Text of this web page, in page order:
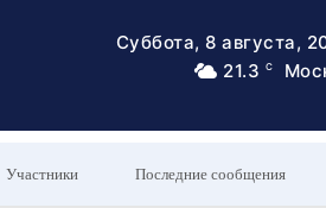
Суббота, 8 августа,
21.3
C
Участники Последние сообщения